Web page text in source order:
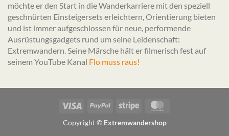
möchte er den Start in die Wanderkarriere mit den speziell
geschnürten Einsteigersets erleichtern, Orientierung bieten
und ist immer aufgeschlossen für neue, performende
Ausrüstungsgadgets rund um seine Leidenschaft:
Extremwandern. Seine Märsche hält er filmerisch fest auf
seinem YouTube Kanal Flo muss raus!
Visa PayPal Stripe
Copyright © Extremwandershop